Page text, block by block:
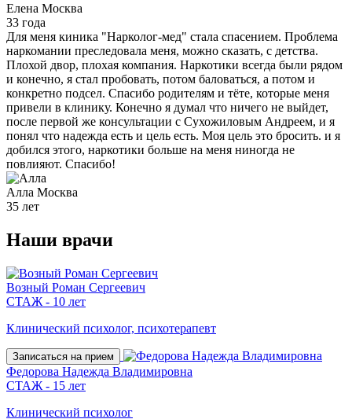
Елена Москва
33 года
Для меня киника "Нарколог-мед" стала спасением. Проблема
наркомании преследовала меня, можно сказать, с детства.
Плохой двор, плохая компания. Наркотики всегда были рядом
и конечно, я стал пробовать, потом баловаться, а потом и
конкретно подсел. Спасибо родителям и тёте, которые меня
привели в клинику. Конечно я думал что ничего не выйдет,
после первой же консультации с Сухожиловым Андреем, и я
понял что надежда есть и цель есть. Моя цель это бросить. и я
добился этого, наркотики больше на меня ниногда не
повлияют. Спасибо!
Алла Москва
35 лет
Наши врачи
Возный Роман Сергеевич
СТАЖ - 10 лет
Клинический психолог, психотерапевт
Записаться на прием
Федорова Надежда Владимировна
СТАЖ - 15 лет
Клинический психолог